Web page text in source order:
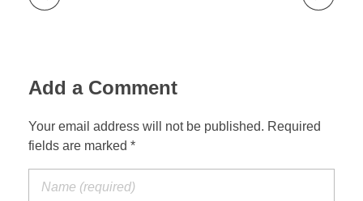
Add a Comment
Your email address will not be published. Required
fields are marked *